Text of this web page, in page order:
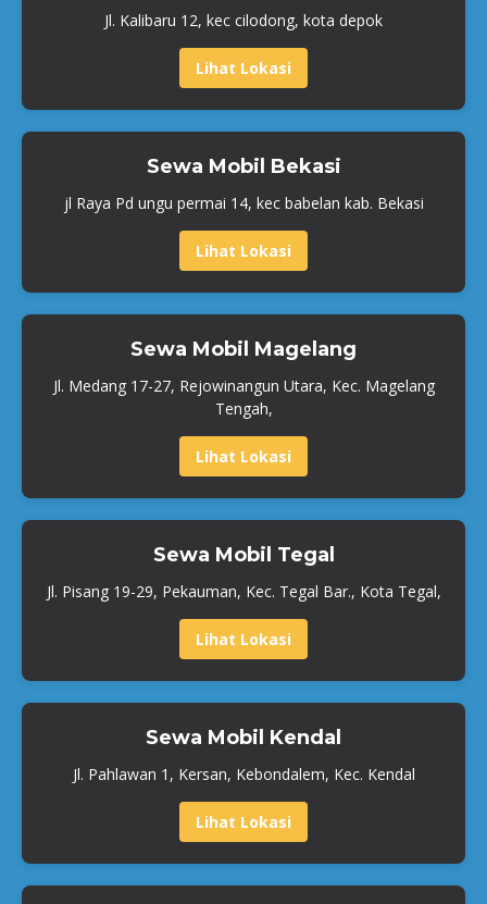
Jl. Kalibaru 12, kec cilodong, kota depok
Lihat Lokasi
Sewa Mobil Bekasi
jl Raya Pd ungu permai 14, kec babelan kab. Bekasi
Lihat Lokasi
Sewa Mobil Magelang
Jl. Medang 17-27, Rejowinangun Utara, Kec. Magelang
Tengah,
Lihat Lokasi
Sewa Mobil Tegal
Jl. Pisang 19-29, Pekauman, Kec. Tegal Bar., Kota Tegal,
Lihat Lokasi
Sewa Mobil Kendal
Jl. Pahlawan 1, Kersan, Kebondalem, Kec. Kendal
Lihat Lokasi